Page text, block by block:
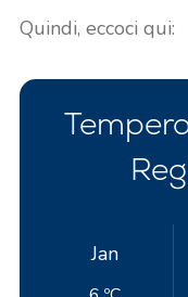
Quindi, eccoci qui:
Jan